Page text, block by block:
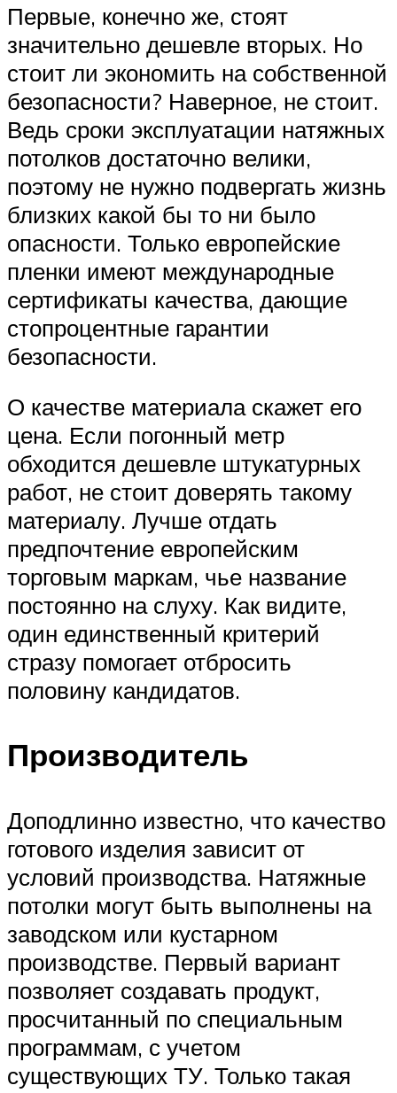
Первые, конечно же, стоят
значительно дешевле вторых. Но
стоит ли экономить на собственной
безопасности? Наверное, не стоит.
Ведь сроки эксплуатации натяжных
потолков достаточно велики,
поэтому не нужно подвергать жизнь
близких какой бы то ни было
опасности. Только европейские
пленки имеют международные
сертификаты качества, дающие
стопроцентные гарантии
безопасности.
О качестве материала скажет его
цена. Если погонный метр
обходится дешевле штукатурных
работ, не стоит доверять такому
материалу. Лучше отдать
предпочтение европейским
торговым маркам, чье название
постоянно на слуху. Как видите,
один единственный критерий
стразу помогает отбросить
половину кандидатов.
Производитель
Доподлинно известно, что качество
готового изделия зависит от
условий производства. Натяжные
потолки могут быть выполнены на
заводском или кустарном
производстве. Первый вариант
позволяет создавать продукт,
просчитанный по специальным
программам, с учетом
существующих ТУ. Только такая